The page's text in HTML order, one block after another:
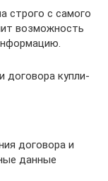
строго с самого
возможность
договора купли-
договора и
данные